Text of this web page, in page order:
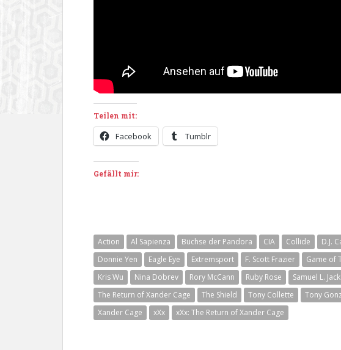
Teilen mit:
Facebook Tumblr
Gefällt mir:
Action Al Sapienza Büchse der Pandora CIA Collide D.J.
Donnie Yen
Eagle Eye Extremsport F. Scott Frazier Game of
Kris Wu
Nina Dobrev Rory McCann Ruby Rose Samuel L.
The Return of Xander Cage
The Shield Tony Collette Tony
Xander Cage
xXx xXx: The Return of Xander Cage